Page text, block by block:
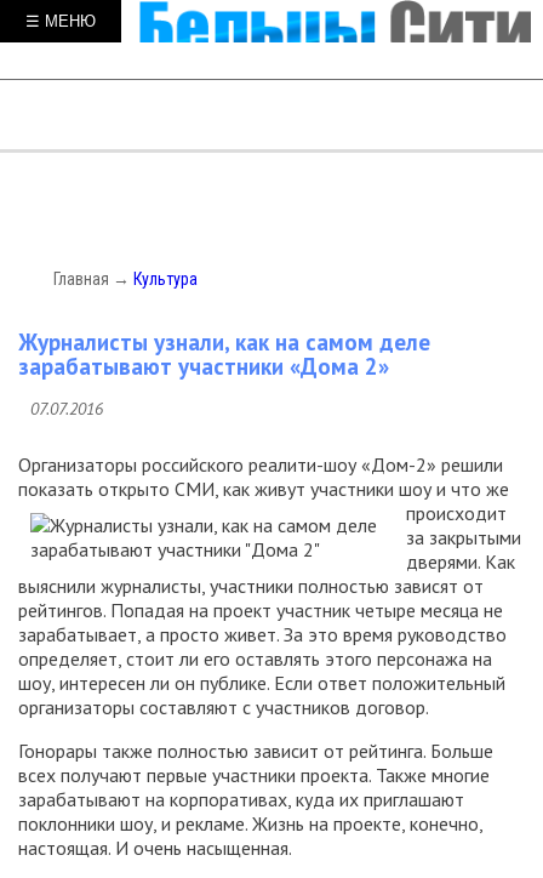
☰ МЕНЮ
Главная → Культура
Журналисты узнали, как на самом деле
зарабатывают участники «Дома 2»
07.07.2016
Организаторы российского реалити-шоу «Дом-2» решили
показать открыто СМИ, как живут участники шоу и что же
происходит
за закрытыми
дверями. Как
выяснили журналисты, участники полностью зависят от
рейтингов. Попадая на проект участник четыре месяца не
зарабатывает, а просто живет. За это время руководство
определяет, стоит ли его оставлять этого персонажа на
шоу, интересен ли он публике. Если ответ положительный
организаторы составляют с участников договор.
Гонорары также полностью зависит от рейтинга. Больше
всех получают первые участники проекта. Также многие
зарабатывают на корпоративах, куда их приглашают
поклонники шоу, и рекламе. Жизнь на проекте, конечно,
настоящая. И очень насыщенная.